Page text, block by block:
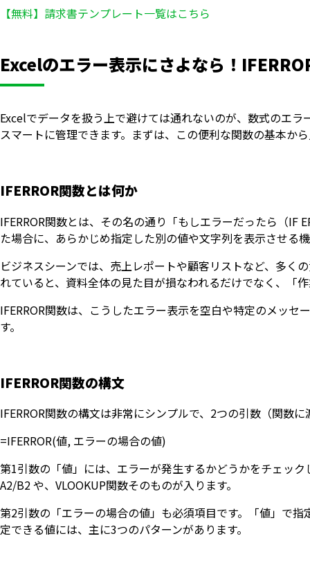
【無料】請求書テンプレート一覧はこちら
Excelのエラー表示にさよなら！
Excelでデータを扱う上で避けては通れないのが、数式のエ
スマートに管理できます。まずは、この便利な関数の基本か
IFERROR関数とは何か
IFERROR関数とは、その名の通り「もしエラーだったら（IF
た場合に、あらかじめ指定した別の値や文字列を表示させる
ビジネスシーンでは、売上レポートや顧客リストなど、多く
れていると、資料全体の見た目が損なわれるだけでなく、「
IFERROR関数は、こうしたエラー表示を空白や特定のメッ
す。
IFERROR関数の構文
IFERROR関数の構文は非常にシンプルで、2つの引数（関数
=IFERROR(値, エラーの場合の値)
第1引数の「値」には、エラーが発生するかどうかをチェッ
A2/B2 や、VLOOKUP関数そのものが入ります。
第2引数の「エラーの場合の値」も必須項目です。「値」で
定できる値には、主に3つのパターンがあります。